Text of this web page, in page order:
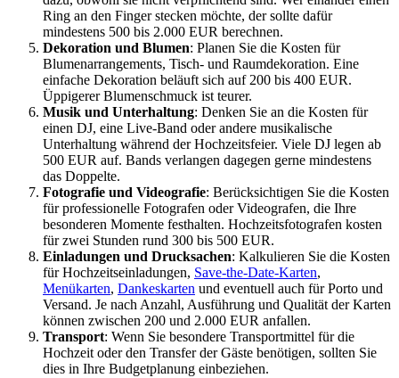
Ring an den Finger stecken möchte, der sollte dafür
mindestens 500 bis 2.000 EUR berechnen.
Dekoration und Blumen: Planen Sie die Kosten für
Blumenarrangements, Tisch- und Raumdekoration. Eine
einfache Dekoration beläuft sich auf 200 bis 400 EUR.
Üppigerer Blumenschmuck ist teurer.
Musik und Unterhaltung: Denken Sie an die Kosten für
einen DJ, eine Live-Band oder andere musikalische
Unterhaltung während der Hochzeitsfeier. Viele DJ legen ab
500 EUR auf. Bands verlangen dagegen gerne mindestens
das Doppelte.
Fotografie und Videografie: Berücksichtigen Sie die Kosten
für professionelle Fotografen oder Videografen, die Ihre
besonderen Momente festhalten. Hochzeitsfotografen kosten
für zwei Stunden rund 300 bis 500 EUR.
Einladungen und Drucksachen: Kalkulieren Sie die Kosten
für Hochzeitseinladungen, Save-the-Date-Karten,
Menükarten, Dankeskarten und eventuell auch für Porto und
Versand. Je nach Anzahl, Ausführung und Qualität der Karten
können zwischen 200 und 2.000 EUR anfallen.
Transport: Wenn Sie besondere Transportmittel für die
Hochzeit oder den Transfer der Gäste benötigen, sollten Sie
dies in Ihre Budgetplanung einbeziehen.